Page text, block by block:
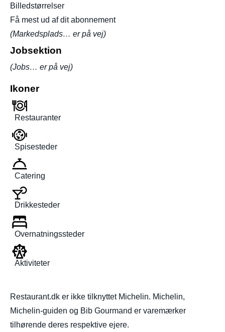
Billedstørrelser
Få mest ud af dit abonnement
(Markedsplads… er på vej)
Jobsektion
(Jobs… er på vej)
Ikoner
Restauranter
Spisesteder
Catering
Drikkesteder
Overnatningssteder
Aktiviteter
Restaurant.dk er ikke tilknyttet Michelin. Michelin,
Michelin-guiden og Bib Gourmand er varemærker
tilhørende deres respektive ejere.